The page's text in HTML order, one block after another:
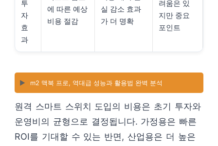
투
자
효
과
에 따른 예상
비용 절감
실 감소 효과
가 더 명확
려움은 있
지만 중요
포인트
▶️ m2 맥북 프로, 역대급 성능과 활용법 완벽 분석
원격 스마트 스위치 도입의 비용은 초기 투자와
운영비의 균형으로 결정됩니다. 가정용은 빠른
ROI를 기대할 수 있는 반면, 산업용은 더 높은